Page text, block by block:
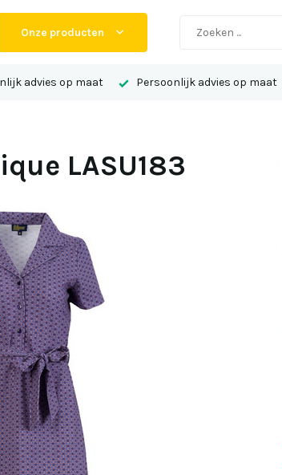
Onze producten
advies op maat Persoonlijk advies op maat
LASU183